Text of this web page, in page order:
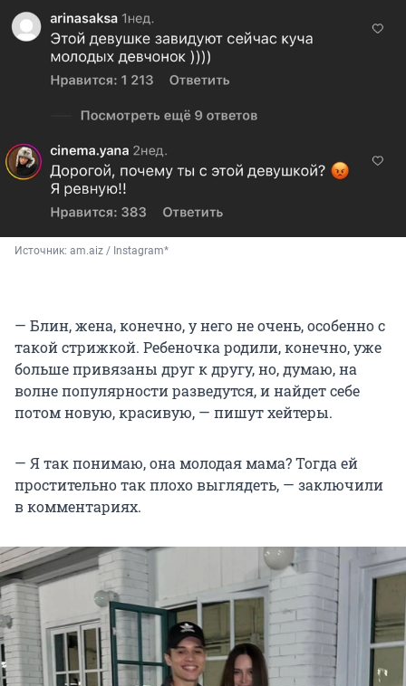
Источник: am.aiz / Instagram*
— Блин, жена, конечно, у него не очень, особенно с
такой стрижкой. Ребеночка родили, конечно, уже
больше привязаны друг к другу, но, думаю, на
волне популярности разведутся, и найдет себе
потом новую, красивую, — пишут хейтеры.
— Я так понимаю, она молодая мама? Тогда ей
простительно так плохо выглядеть, — заключили
в комментариях.